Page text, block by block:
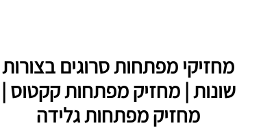
מחזיקי מפתחות סרוגים בצורות
שונות | מחזיק מפתחות קקטוס |
מחזיק מפתחות גלידה